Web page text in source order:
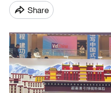
Share